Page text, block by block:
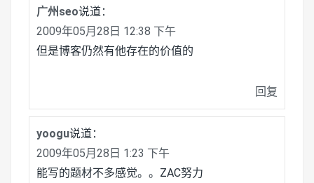
广州seo说道：
2009年05月28日 12:38 下午
但是博客仍然有他存在的价值的
回复
yoogu说道：
2009年05月28日 1:23 下午
能写的题材不多感觉。。ZAC努力